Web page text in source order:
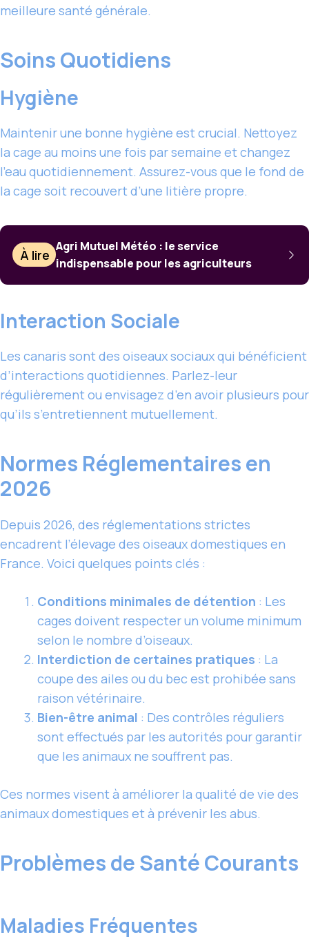
meilleure santé générale.
Soins Quotidiens
Hygiène
Maintenir une bonne hygiène est crucial. Nettoyez
la cage au moins une fois par semaine et changez
l’eau quotidiennement. Assurez-vous que le fond de
la cage soit recouvert d’une litière propre.
À lire
Agri Mutuel Météo : le service
indispensable pour les agriculteurs
Interaction Sociale
Les canaris sont des oiseaux sociaux qui bénéficient
d’interactions quotidiennes. Parlez-leur
régulièrement ou envisagez d’en avoir plusieurs pour
qu’ils s’entretiennent mutuellement.
Normes Réglementaires en
2026
Depuis 2026, des réglementations strictes
encadrent l’élevage des oiseaux domestiques en
France. Voici quelques points clés :
Conditions minimales de détention : Les
cages doivent respecter un volume minimum
selon le nombre d’oiseaux.
Interdiction de certaines pratiques : La
coupe des ailes ou du bec est prohibée sans
raison vétérinaire.
Bien-être animal : Des contrôles réguliers
sont effectués par les autorités pour garantir
que les animaux ne souffrent pas.
Ces normes visent à améliorer la qualité de vie des
animaux domestiques et à prévenir les abus.
Problèmes de Santé Courants
Maladies Fréquentes